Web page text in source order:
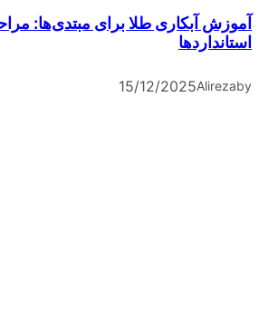
آموزش آبکاری طلا برای مبتدی‌ها:
استانداردها
by
Alireza
15/12/2025